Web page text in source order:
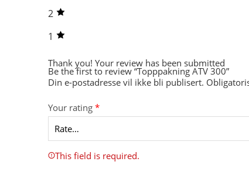
2
1
Thank you! Your review has been submitted
Be the first to review “Topppakning ATV 300”
Din e-postadresse vil ikke bli publisert.
Your rating *
This field is required.